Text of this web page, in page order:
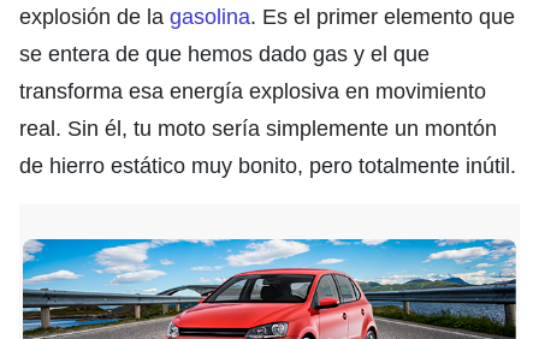
explosión de la gasolina. Es el primer elemento que
se entera de que hemos dado gas y el que
transforma esa energía explosiva en movimiento
real. Sin él, tu moto sería simplemente un montón
de hierro estático muy bonito, pero totalmente inútil.